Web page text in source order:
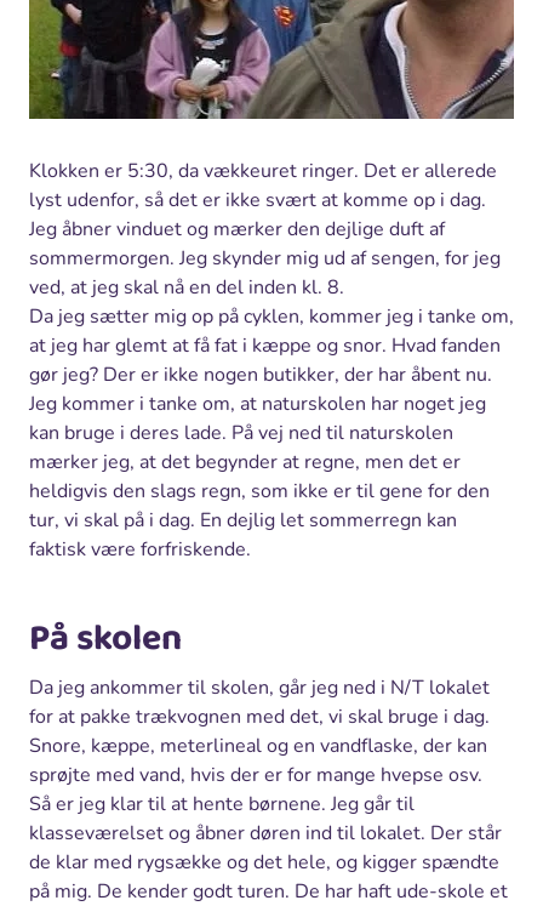
Klokken er 5:30, da vækkeuret ringer. Det er allerede
lyst udenfor, så det er ikke svært at komme op i dag.
Jeg åbner vinduet og mærker den dejlige duft af
sommermorgen. Jeg skynder mig ud af sengen, for jeg
ved, at jeg skal nå en del inden kl. 8.
Da jeg sætter mig op på cyklen, kommer jeg i tanke om,
at jeg har glemt at få fat i kæppe og snor. Hvad fanden
gør jeg? Der er ikke nogen butikker, der har åbent nu.
Jeg kommer i tanke om, at naturskolen har noget jeg
kan bruge i deres lade. På vej ned til naturskolen
mærker jeg, at det begynder at regne, men det er
heldigvis den slags regn, som ikke er til gene for den
tur, vi skal på i dag. En dejlig let sommerregn kan
faktisk være forfriskende.
På skolen
Da jeg ankommer til skolen, går jeg ned i N/T lokalet
for at pakke trækvognen med det, vi skal bruge i dag.
Snore, kæppe, meterlineal og en vandflaske, der kan
sprøjte med vand, hvis der er for mange hvepse osv.
Så er jeg klar til at hente børnene. Jeg går til
klasseværelset og åbner døren ind til lokalet. Der står
de klar med rygsække og det hele, og kigger spændte
på mig. De kender godt turen. De har haft ude-skole et